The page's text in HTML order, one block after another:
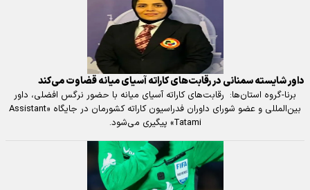
داور شایسته سمنانی در رقابت‌های کاراته آسیای میانه قضاوت می‌کند
برنا-گروه استان‌ها: رقابت‌های کاراته آسیای میانه با حضور نرگس افضلی، داور
بین‌المللی و عضو شورای داوران فدراسیون کاراته کشورمان در جایگاه «Assistant
Tatami» پیگیری می‌شود.